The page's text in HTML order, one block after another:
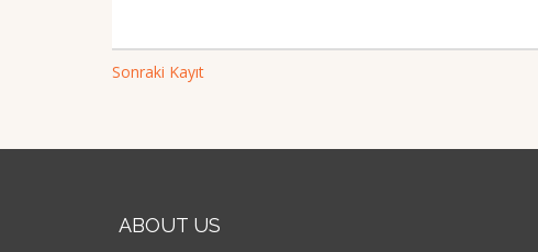
Sonraki Kayıt
ABOUT US